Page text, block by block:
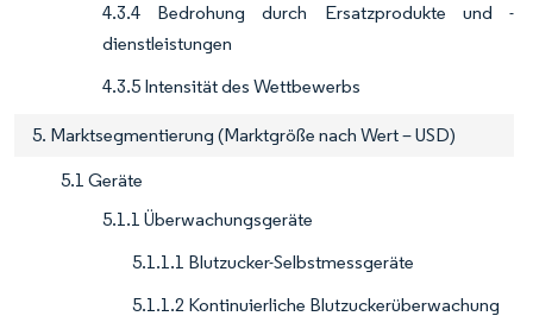
4.3.4 Bedrohung durch Ersatzprodukte und -
dienstleistungen
4.3.5 Intensität des Wettbewerbs
5. Marktsegmentierung (Marktgröße nach Wert – USD)
5.1 Geräte
5.1.1 Überwachungsgeräte
5.1.1.1 Blutzucker-Selbstmessgeräte
5.1.1.2 Kontinuierliche Blutzuckerüberwachung